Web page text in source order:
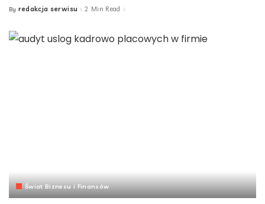
Posted
By redakcja serwisu 2 Min Read
Świat Biznesu i Finansów